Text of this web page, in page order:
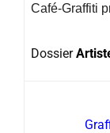
Café-Graffiti
Dossier